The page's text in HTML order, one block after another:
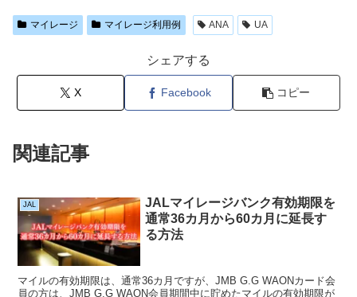
マイレージ マイレージ利用例 ANA UA
シェアする
X Facebook コピー
関連記事
JAL
JALマイレージバンク有効期限を
通常36カ月から60カ月に延長す
る方法
マイルの有効期限は、通常36カ月ですが、JMB G.G WAONカード会
員の方は、JMB G.G WAON会員期間中に貯めたマイルの有効期限が